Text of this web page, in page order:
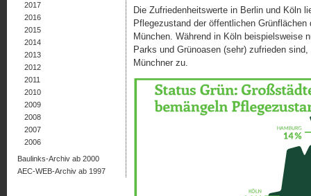
Die Zufriedenheitswerte in Berlin und Köln
Pflegezustand der öffentlichen
München. Während in Köln beispielsweise
Parks und Grünoasen (sehr) zufrieden
Münchner zu.
2017
2016
2015
2014
2013
2012
2011
2010
2009
2008
2007
2006
Baulinks-Archiv ab 2000
AEC-WEB-Archiv ab 1997